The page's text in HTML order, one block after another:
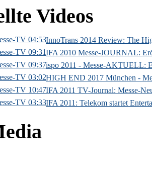
Videos
04:53InnoTrans 2014 Review: The
09:31IFA 2010 Messe-JOURNAL:
09:37ispo 2011 - Messe-AKTUELL:
03:02HIGH END 2017 München -
10:47IFA 2011 TV-Journal: Messe-
03:33IFA 2011: Telekom startet